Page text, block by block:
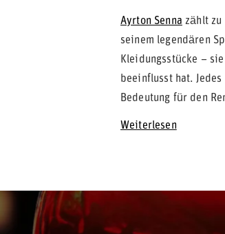
Ayrton Senna zählt zu
seinem legendären
Kleidungsstücke –
beeinflusst hat.
Bedeutung für den
Weiterlesen